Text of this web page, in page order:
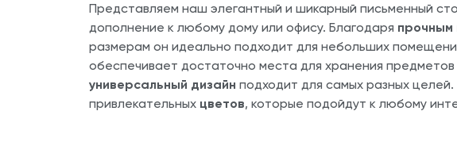
Представляем наш элегантный и шикарный письменный
дополнение к любому дому или офису. Благодаря прочным
размерам он идеально подходит для небольших
обеспечивает достаточно места для хранения
универсальный дизайн подходит для самых разных
привлекательных цветов, которые подойдут к любому